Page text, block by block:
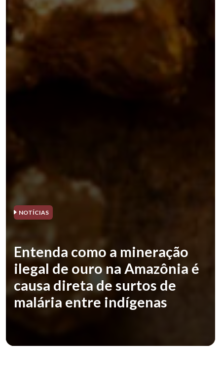
NOTÍCIAS
Entenda como a mineração
ilegal de ouro na Amazônia é
causa direta de surtos de
malária entre indígenas